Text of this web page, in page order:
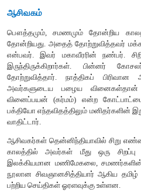
பிற அவைதீக பிரிவுகள்
ஆசிவகம்
பௌத்தமும்
தோன்றியது
அதைத்
என்பவர்
.இவர் மகாவீரரின்
இருந்திருக்கிறார்கள்.பின்னர்
தோற்றுவித்தார்.நாத்திகப்
அவர்களுடைய
பழைய